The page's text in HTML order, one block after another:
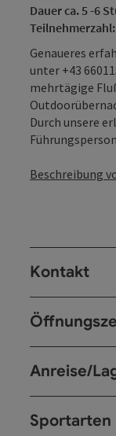
Dauer ca. 5 -6
Genaueres
unter +43
mehrtägige
Durch unsere
Beschreibung
Kontakt
Anreise/
Sportarten